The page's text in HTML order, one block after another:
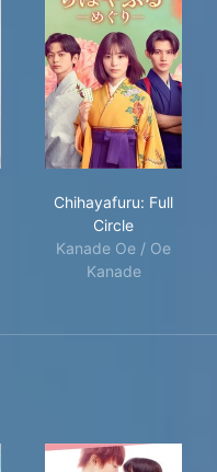
Chihayafuru: Full
Circle
Kanade Oe / Oe
Kanade